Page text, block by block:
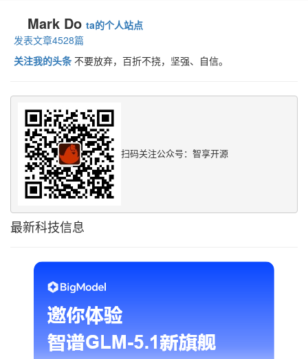
Mark Do ta的个人站点
发表文章4528篇
关注我的头条 不要放弃，百折不挠，坚强、自信。
扫码关注公众号：智享开源
最新科技信息